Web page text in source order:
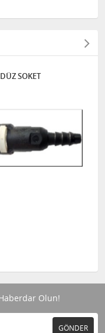
SOKET
Olun!
GÖNDER